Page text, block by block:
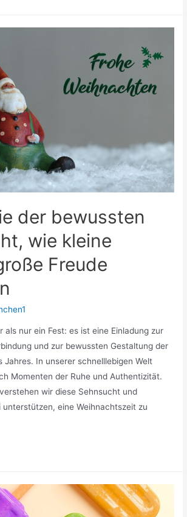
der bewussten
wie kleine
Freude
als nur ein Fest: es ist eine Einladung zur
und zur bewussten Gestaltung der
Jahres. In unserer schnelllebigen Welt
Momenten der Ruhe und Authentizität.
wir diese Sehnsucht und
unterstützen, eine Weihnachtszeit zu